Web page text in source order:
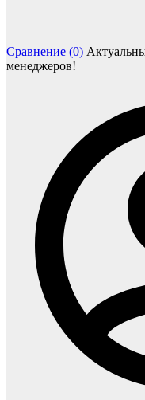
Сравнение (0)
менеджеров!